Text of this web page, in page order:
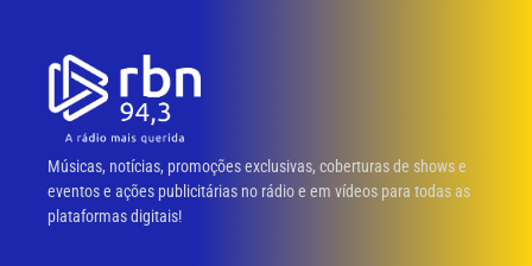
Músicas, notícias, promoções exclusivas, coberturas de shows e
eventos e ações publicitárias no rádio e em vídeos para todas as
plataformas digitais!